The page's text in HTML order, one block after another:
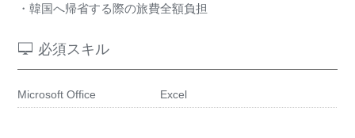
・韓国へ帰省する際の旅費全額負担
必須スキル
Microsoft Office Excel